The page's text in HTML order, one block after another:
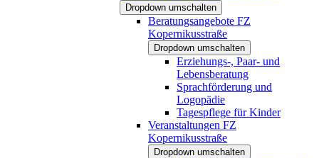
Dropdown umschalten
Beratungsangebote FZ
Kopernikusstraße
Dropdown umschalten
Erziehungs-, Paar- und
Lebensberatung
Sprachförderung und
Logopädie
Tagespflege für Kinder
Veranstaltungen FZ
Kopernikusstraße
Dropdown umschalten